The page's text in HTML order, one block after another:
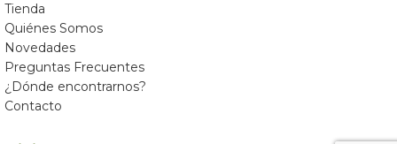
Tienda
Quiénes Somos
Novedades
Preguntas Frecuentes
¿Dónde encontrarnos?
Contacto